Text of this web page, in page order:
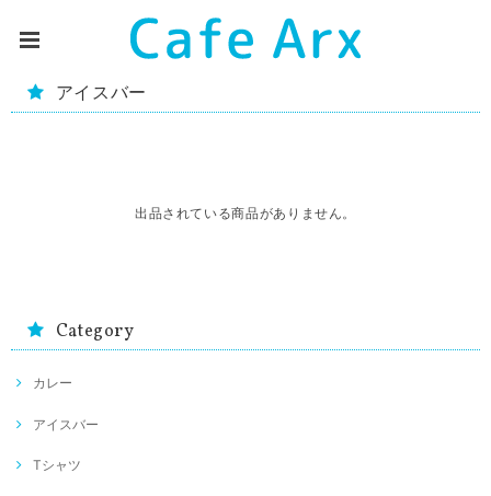
アイスバー
出品されている商品がありません。
Category
カレー
アイスバー
Tシャツ